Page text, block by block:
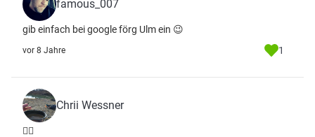
famous_007
gib einfach bei google förg Ulm ein 😉
vor 8 Jahre 1
Chrii Wessner
👌🏻